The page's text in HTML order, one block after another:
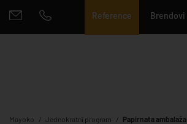
Reference Brendovi
Mayoko Jednokratni program Papirnata ambalaža